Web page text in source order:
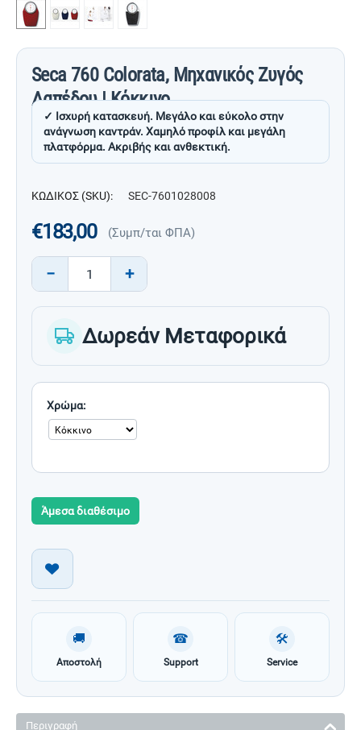
Seca 760 Colorata, Μηχανικός Ζυγός
Δαπέδου | Κόκκινο
✓ Ισχυρή κατασκευή. Μεγάλο και εύκολο στην
ανάγνωση καντράν. Χαμηλό προφίλ και μεγάλη
πλατφόρμα. Ακριβής και ανθεκτική.
ΚΩΔΙΚΟΣ (SKU): SEC-7601028008
€183,00 (Συμπ/ται ΦΠΑ)
+
−
Δωρεάν Μεταφορικά
Χρώμα:
Άμεσα διαθέσιμο
🚚
Αποστολή
☎
Support
🛠
Service
Περιγραφή